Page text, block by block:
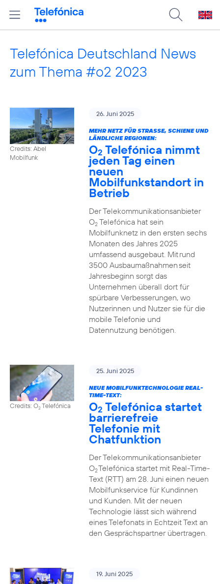
Telefónica Deutschland News
zum Thema #o2 2023
Credits: Abel
Mobilfunk
26. Juni 2025
MEHR NETZ FÜR STRASSE, SCHIENE UND L
ÄNDLICHE REGIONEN:
O2 Telefónica nimmt
jeden Tag einen
neuen
Mobilfunkstandort in
Betrieb
Der Telekommunikationsanbieter
O2Telefónica hat sein
Mobilfunknetz in den ersten sechs
Monaten des Jahres 2025
umfassend ausgebaut. Mit rund
3500 Ausbaumaßnahmen seit
Jahresbeginn sorgt das
Unternehmen überall dort für
spürbare Verbesserungen, wo
Nutzerinnen und Nutzer sie für die
mobile Telefonie und
Datennutzung benötigen.
Credits: O2Telefónica
25. Juni 2025
NEUE MOBILFUNKTECHNOLOGIE REAL-
TIME-TEXT:
O2 Telefónica startet
barrierefreie
Telefonie mit
Chatfunktion
Der Telekommunikationsanbieter
O2Telefónica startet mit Real-Time-
Text (RTT) am 28. Juni einen neuen
Mobilfunkservice für Kundinnen
und Kunden. Mit der neuen
Technologie lässt sich während
eines Telefonats in Echtzeit Text an
den Gesprächspartner übertragen.
19. Juni 2025